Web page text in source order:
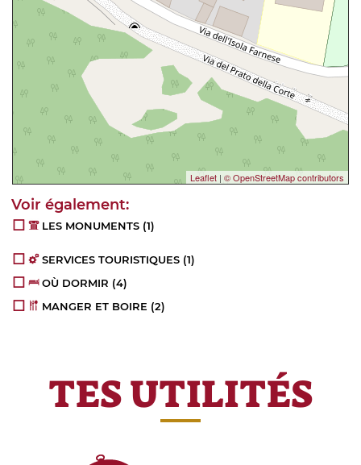
Leaflet | © OpenStreetMap contributors
LES MONUMENTS (1)
SERVICES TOURISTIQUES (1)
OÙ DORMIR (4)
MANGER ET BOIRE (2)
TES UTILITÉS